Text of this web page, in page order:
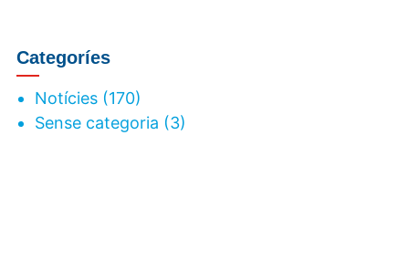
Categoríes
Notícies(170)
Sense categoria (3)